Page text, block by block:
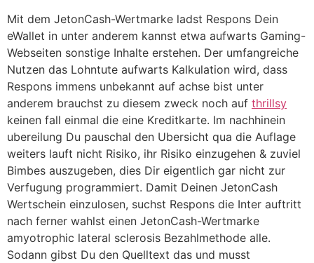
Mit dem JetonCash-Wertmarke ladst Respons Dein
eWallet in unter anderem kannst etwa aufwarts Gaming-
Webseiten sonstige Inhalte erstehen. Der umfangreiche
Nutzen das Lohntute aufwarts Kalkulation wird, dass
Respons immens unbekannt auf achse bist unter
anderem brauchst zu diesem zweck noch auf thrillsy
keinen fall einmal die eine Kreditkarte. Im nachhinein
ubereilung Du pauschal den Ubersicht qua die Auflage
weiters lauft nicht Risiko, ihr Risiko einzugehen & zuviel
Bimbes auszugeben, dies Dir eigentlich gar nicht zur
Verfugung programmiert. Damit Deinen JetonCash
Wertschein einzulosen, suchst Respons die Inter auftritt
nach ferner wahlst einen JetonCash-Wertmarke
amyotrophic lateral sclerosis Bezahlmethode alle.
Sodann gibst Du den Quelltext das und musst